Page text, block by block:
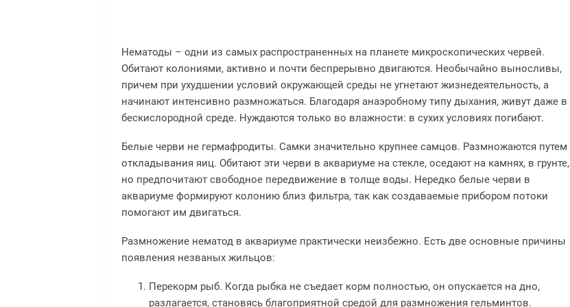
Нематоды – одни из самых распространенных на планете микроскопических червей.
Обитают колониями, активно и почти беспрерывно двигаются. Необычайно выносливы,
причем при ухудшении условий окружающей среды не угнетают жизнедеятельность, а
начинают интенсивно размножаться. Благодаря анаэробному типу дыхания, живут даже в
бескислородной среде. Нуждаются только во влажности: в сухих условиях погибают.
Белые черви не гермафродиты. Самки значительно крупнее самцов. Размножаются путем
откладывания яиц. Обитают эти черви в аквариуме на стекле, оседают на камнях, в грунте,
но предпочитают свободное передвижение в толще воды. Нередко белые черви в
аквариуме формируют колонию близ фильтра, так как создаваемые прибором потоки
помогают им двигаться.
Размножение нематод в аквариуме практически неизбежно. Есть две основные причины
появления незваных жильцов:
Перекорм рыб. Когда рыбка не съедает корм полностью, он опускается на дно,
разлагается, становясь благоприятной средой для размножения гельминтов.